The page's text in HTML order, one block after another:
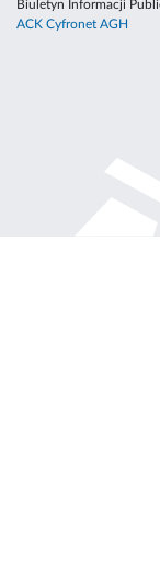
Biuletyn Informacji
ACK Cyfronet AGH